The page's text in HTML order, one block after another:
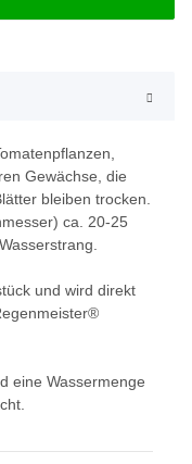
Gewächse, die
bleiben trocken.
ca. 20-25
und wird direkt
eine Wassermenge